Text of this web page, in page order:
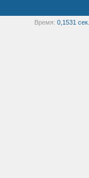
Время: 0,1531 сек.